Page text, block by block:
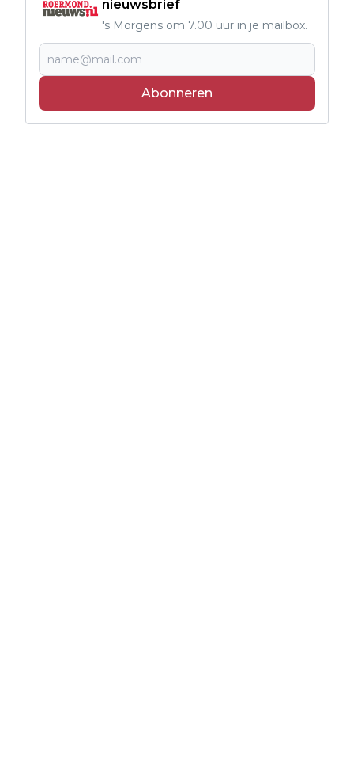
nieuwsbrief
's Morgens om 7.00 uur in je mailbox.
Abonneren